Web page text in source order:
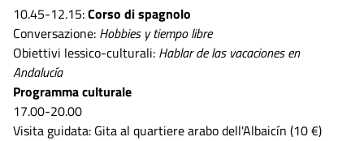
10.45-12.15:Corso di spagnolo
Conversazione: Hobbies y tiempo libre
Obiettivi lessico-culturali: Hablar de las vacaciones en
Andalucía
Programma culturale
17.00-20.00
Visita guidata: Gita al quartiere arabo dell'Albaicín (10 €)